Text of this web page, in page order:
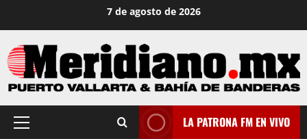
contenido
7 de agosto de 2026
Menú
LA PATRONA FM EN VIVO